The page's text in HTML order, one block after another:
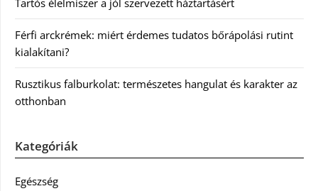
Tartós élelmiszer a jól szervezett háztartásért
Férfi arckrémek: miért érdemes tudatos bőrápolási rutint
kialakítani?
Rusztikus falburkolat: természetes hangulat és karakter az
otthonban
Kategóriák
Egészség